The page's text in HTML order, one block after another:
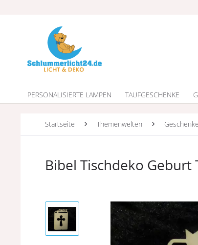
PERSONALISIERTE LAMPEN TAUFGESCHENKE
Startseite Themenwelten
Bibel Tischdeko